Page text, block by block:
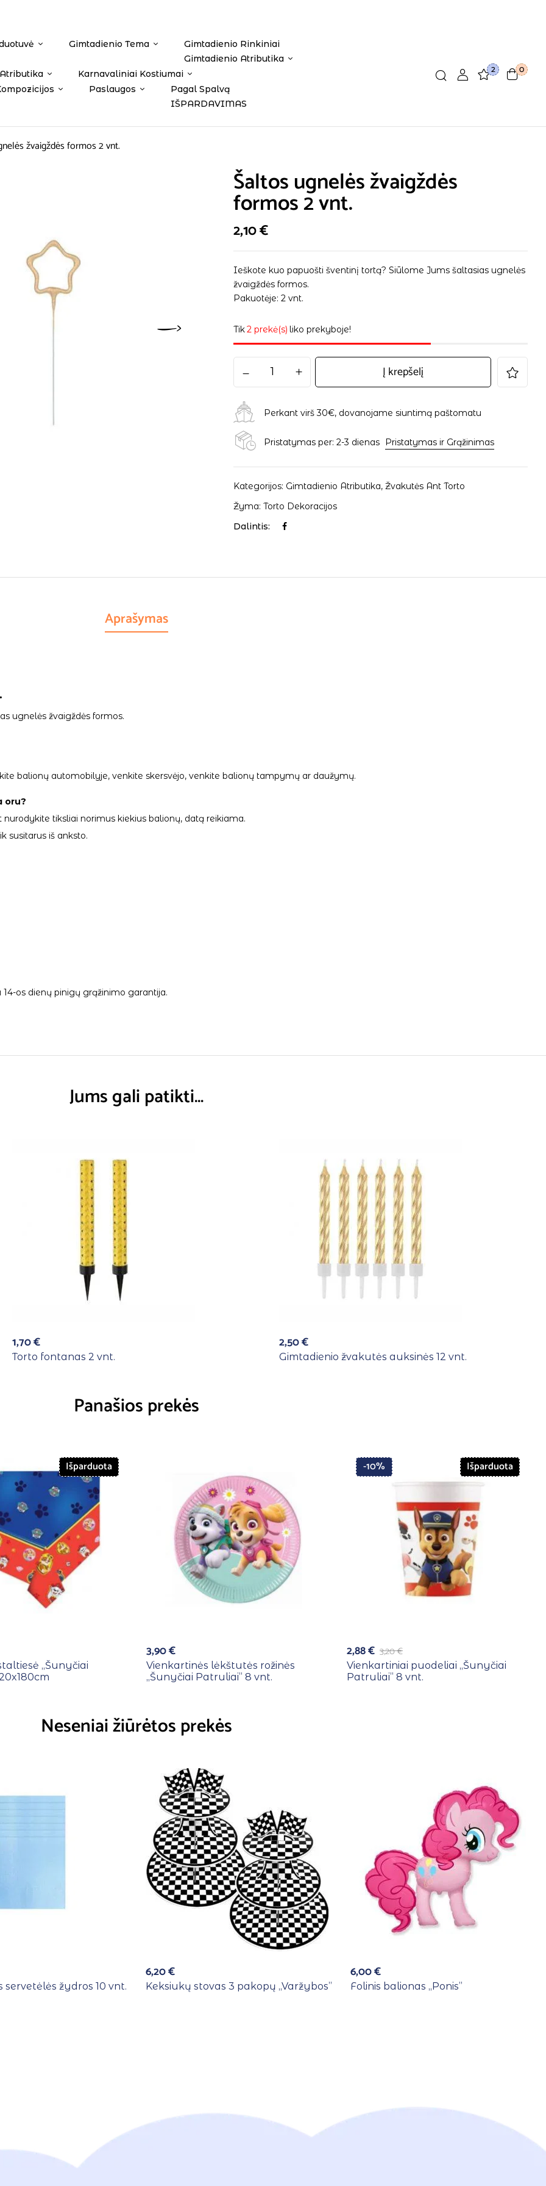
Gimtadienio Tema
Gimtadienio Rinkiniai
Gimtadienio Atributika
Karnavaliniai Kostiumai
Paslaugos
Pagal Spalvą
IŠPARDAVIMAS
2 0
žvaigždės formos 2 vnt.
Šaltos ugnelės žvaigždės
formos 2 vnt.
2,10€
Ieškote kuo papuošti šventinį tortą? Siūlome Jums šaltasias ugnelės
žvaigždės formos.
Pakuotėje: 2 vnt.
Tik2 prekė(s) liko prekyboje!
Į krepšelį
Perkant virš 30€, dovanojame siuntimą paštomatu
Pristatymas per: 2-3 dienas Pristatymas ir Grąžinimas
Kategorijos: Gimtadienio Atributika,Žvakutės Ant Torto
Žyma:Torto Dekoracijos
Dalintis:
Aprašymas
ugnelės žvaigždės formos.
balionų automobilyje, venkite skersvėjo, venkite balionų tampymų ar daužymų.
oru?
tiksliai norimus kiekius balionų, datą reikiama.
susitarus iš anksto.
os dienų pinigų grąžinimo garantija.
Jums gali patikti…
1,70€
Torto fontanas 2 vnt.
2,50€
Gimtadienio žvakutės auksinės 12 vnt.
Panašios prekės
Išparduota
,,Šunyčiai
3,90€
Vienkartinės lėkštutės rožinės
,,Šunyčiai Patruliai” 8 vnt.
-10% Išparduota
3,20€
2,88€
Vienkartiniai puodeliai ,,Šunyčiai
Patruliai” 8 vnt.
Neseniai žiūrėtos prekės
servetėlės žydros 10 vnt.
6,20€
Keksiukų stovas 3 pakopų ,,Varžybos”
6,00€
Folinis balionas ,,Ponis”